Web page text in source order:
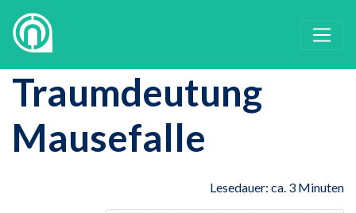
Traumdeutung
Mausefalle
Lesedauer: ca. 3 Minuten